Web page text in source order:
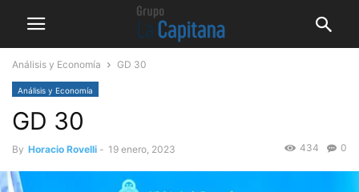
Análisis y Economía GD 30
Análisis y Economía
GD 30
By Horacio Rovelli - 19 enero, 2023 0
434